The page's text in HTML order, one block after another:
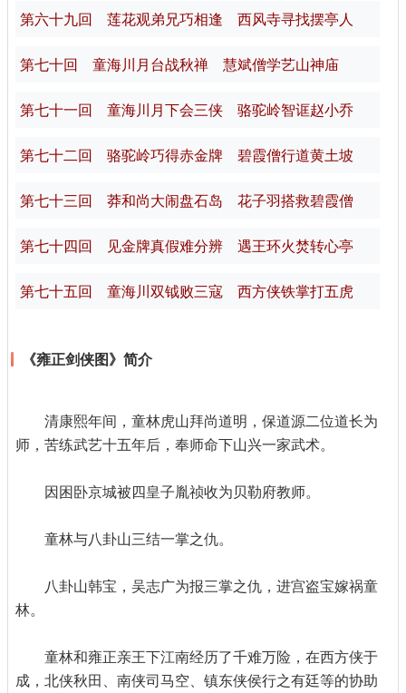
第六十九回 莲花观弟兄巧相逢 西风寺寻找摆亭人
第七十回 童海川月台战秋禅 慧斌僧学艺山神庙
第七十一回 童海川月下会三侠 骆驼岭智诓赵小乔
第七十二回 骆驼岭巧得赤金牌 碧霞僧行道黄土坡
第七十三回 莽和尚大闹盘石岛 花子羽搭救碧霞僧
第七十四回 见金牌真假难分辨 遇王环火焚转心亭
第七十五回 童海川双钺败三寇 西方侠铁掌打五虎
《雍正剑侠图》简介
清康熙年间，童林虎山拜尚道明，保道源二位道长为
师，苦练武艺十五年后，奉师命下山兴一家武术。
因困卧京城被四皇子胤祯收为贝勒府教师。
童林与八卦山三结一掌之仇。
八卦山韩宝，吴志广为报三掌之仇，进宫盗宝嫁祸童
林。
童林和雍正亲王下江南经历了千难万险，在西方侠于
成，北侠秋田、南侠司马空、镇东侠侯行之有廷等的协助